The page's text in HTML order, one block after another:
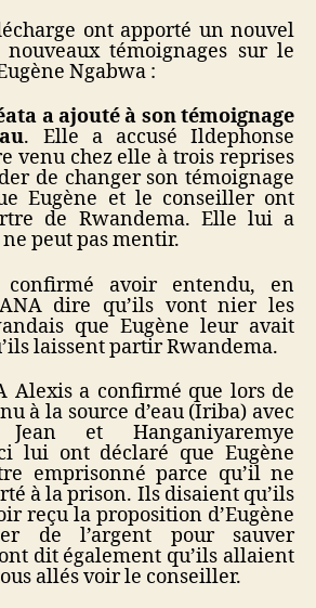
ont apporté un nouvel
témoignages sur le
Ngabwa :
a ajouté à son témoignage
. Elle a accusé Ildephonse
venu chez elle à trois reprises
de changer son témoignage
Eugène et le conseiller ont
de Rwandema. Elle lui a
peut pas mentir.
confirmé avoir entendu, en
dire qu’ils vont nier les
que Eugène leur avait
laissent partir Rwandema.
Alexis a confirmé que lors de
à la source d’eau (Iriba) avec
Jean et Hanganiyaremye
lui ont déclaré que Eugène
emprisonné parce qu’il ne
à la prison. Ils disaient qu’ils
reçu la proposition d’Eugène
de l’argent pour sauver
dit également qu’ils allaient
allés voir le conseiller.